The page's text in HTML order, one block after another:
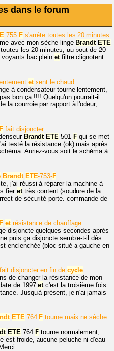
dans le forum
755 F s'arrête toutes les 20 minutes
avec mon sèche linge Brandt ETE
les 20 minutes, au bout de 20
bac plein etfiltre clignotent
etsent le chaud
à condensateur tourne lentement,
bon ça !!!! Quelqu'un pourrait-il
la courroie par rapport à l'odeur,
F fait disjoncter
Brandt ETE 501 F qui se met
testé la résistance (ok) mais après
Auriez-vous soit le schéma à
Brandt ETE-753-F
j'ai réussi à réparer la machine à
fier ettrès content (soudure de la
de sécurité porte, commande de
F etrésistance de chauffage
disjoncte quelques secondes après
puis ça disjoncte semble-t-il dès
enclenchée (bloc situé à gauche en
disjoncter en fin de cycle
de changer la résistance de mon
de 1997 etc'est la troisième fois
Jusqu'à présent, je n'ai jamais
ETE 764 F tourne mais ne sèche
ETE 764 F tourne normalement,
est froide, aucune peluche ni d'eau